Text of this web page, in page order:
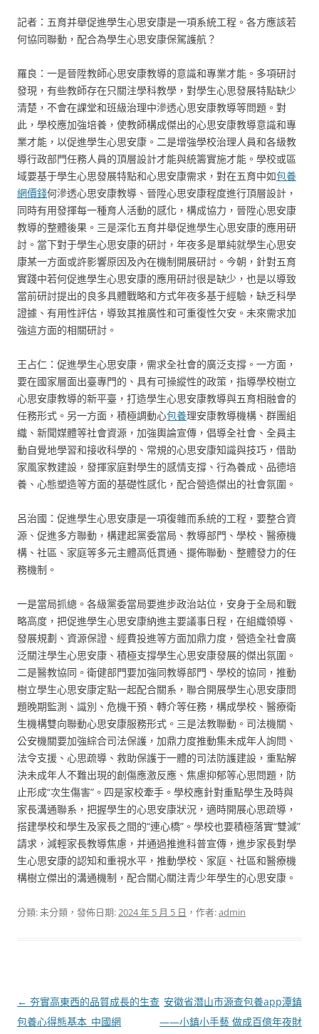
記者：五育并舉促進學生心思安康是一項系統工程。各方應該若
何協同聯動，配合為學生心思安康保駕護航？
羅良：一是晉陞教師心思安康教導的意識和專業才能。多項研討
發現，有些教師存在只關注學科教學，對學生心思發展特點缺少
清楚，不會在課堂和班級治理中滲透心思安康教導等問題。對
此，學校應加強培養，使教師構成傑出的心思安康教導意識和專
業才能，以促進學生心思安康。二是增強學校治理人員和各級教
導行政部門任務人員的頂層設計才能與統籌實施才能。學校或區
域要基于學生心思發展特點和心思安康需求，對在五育中如包養
網價錢何滲透心思安康教導、晉陞心思安康程度進行頂層設計，
同時有用發揮每一種育人活動的感化，構成協力，晉陞心思安康
教導的整體後果。三是深化五育并舉促進學生心思安康的應用研
討。當下對于學生心思安康的研討，年夜多是單純就學生心思安
康某一方面或許影響原因及內在機制開展研討。今朝，針對五育
實踐中若何促進學生心思安康的應用研討很是缺少，也是以導致
當前研討提出的良多具體戰略和方式年夜多基于經驗，缺乏科學
證據、有用性評估，導致其推廣性和可重復性欠安。未來需求加
強這方面的相關研討。
王占仁：促進學生心思安康，需求全社會的廣泛支撐。一方面，
要在國家層面出臺專門的、具有可操縱性的政策，指導學校樹立
心思安康教導的新平臺，打造學生心思安康教導與五育相融會的
任務形式。另一方面，積極調動心包養理安康教導機構、群團組
織、新聞媒體等社會資源，加強輿論宣傳，倡導全社會、全員主
動自覺地學習和接收科學的、常規的心思安康知識與技巧，借助
家風家教建設，發揮家庭對學生的感情支撐、行為養成、品德培
養、心態塑造等方面的基礎性感化，配合營造傑出的社會氛圍。
呂治國：促進學生心思安康是一項復雜而系統的工程，要整合資
源、促進多方聯動，構建起黨委當局、教導部門、學校、醫療機
構、社區、家庭等多元主體高低貫通、擺佈聯動、整體發力的任
務機制。
一是當局抓總。各級黨委當局要進步政治站位，安身于全局和戰
略高度，把促進學生心思安康納進主要議事日程，在組織領導、
發展規劃、資源保證、經費投進等方面加鼎力度，營造全社會廣
泛關注學生心思安康、積極支撐學生心思安康發展的傑出氛圍。
二是醫教協同。衛健部門要加強同教導部門、學校的協同，推動
樹立學生心思安康定點一起配合關系，聯合開展學生心思安康問
題晚期監測、識別、危機干預、轉介等任務，構成學校、醫療衛
生機構雙向聯動心思安康服務形式。三是法教聯動。司法機關、
公安機關要加強綜合司法保護，加鼎力度推動集未成年人詢問、
法令支援、心思疏導、救助保護于一體的司法防護建設，重點解
決未成年人不難出現的創傷應激反應、焦慮抑郁等心思問題，防
止形成“次生傷害”。四是家校牽手。學校應針對重點學生及時與
家長溝通聯系，把握學生的心思安康狀況，適時開展心思疏導，
搭建學校和學生及家長之間的“連心橋”。學校也要積極落實“雙減”
請求，減輕家長教導焦慮，并通過推進科普宣傳，進步家長對學
生心思安康的認知和重視水平，推動學校、家庭、社區和醫療機
構樹立傑出的溝通機制，配合關心關注青少年學生的心思安康。
分類: 未分類，發佈日期:2024 年 5 月 5 日 ，作者:admin
文
章
← 夯實高東西的品質成長的生查
包養心得態基本_中國網
安徽省潛山市源查包養app潭鎮
——小鎮小手藝 做成百億年夜財